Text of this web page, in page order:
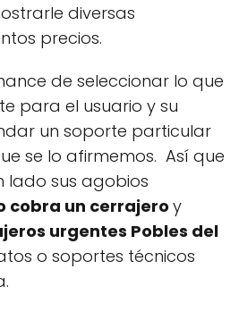
diversas
precios.
de seleccionar lo que
para el usuario y su
un soporte particular
se lo afirmemos. Así que
lado sus agobios
cobra un cerrajero y
urgentes Pobles del
o soportes técnicos